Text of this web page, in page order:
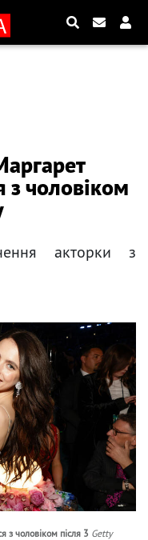
з чоловіком
акторки з
з чоловіком після 3 Getty